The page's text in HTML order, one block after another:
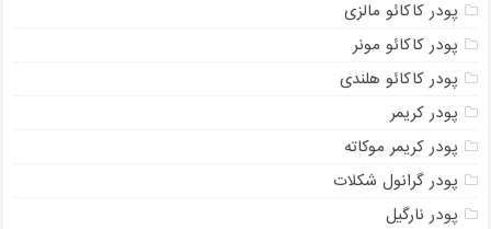
پودر کاکائو مالزی
پودر کاکائو مونر
پودر کاکائو هلندی
پودر کریمر
پودر کریمر موکاته
پودر گرانول شکلات
پودر نارگیل